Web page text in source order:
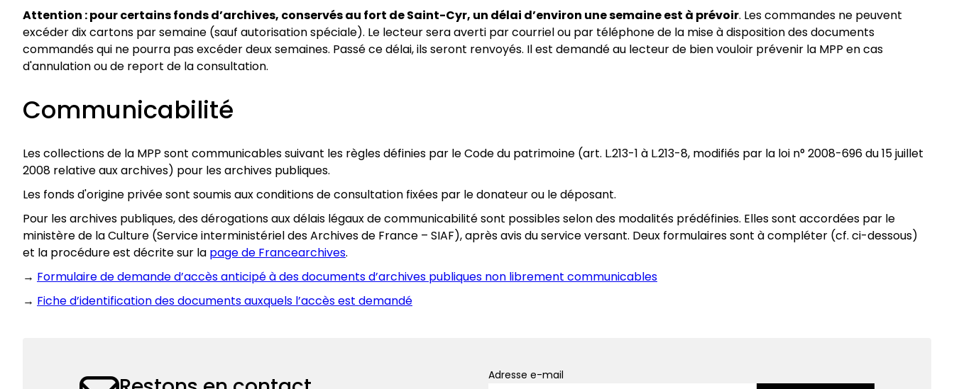
Attention : pour certains fonds d’archives, conservés au fort de Saint-Cyr, un délai d’environ une semaine est à prévoir. Les commandes ne peuvent
excéder dix cartons par semaine (sauf autorisation spéciale). Le lecteur sera averti par courriel ou par téléphone de la mise à disposition des documents
commandés qui ne pourra pas excéder deux semaines. Passé ce délai, ils seront renvoyés. Il est demandé au lecteur de bien vouloir prévenir la MPP en cas
d'annulation ou de report de la consultation.
Communicabilité
Les collections de la MPP sont communicables suivant les règles définies par le Code du patrimoine (art. L.213-1 à L.213-8, modifiés par la loi n° 2008-696 du 15 juillet
2008 relative aux archives) pour les archives publiques.
Les fonds d'origine privée sont soumis aux conditions de consultation fixées par le donateur ou le déposant.
Pour les archives publiques, des dérogations aux délais légaux de communicabilité sont possibles selon des modalités prédéfinies. Elles sont accordées par le
ministère de la Culture (Service interministériel des Archives de France – SIAF), après avis du service versant. Deux formulaires sont à compléter (cf. ci-dessous)
et la procédure est décrite sur la page de Francearchives.
→ Formulaire de demande d’accès anticipé à des documents d’archives publiques non librement communicables
→ Fiche d’identification des documents auxquels l’accès est demandé
Adresse e-mail